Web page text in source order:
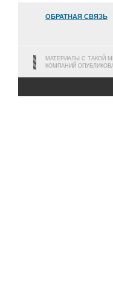
ОБРАТНАЯ СВЯЗЬ
МАТЕРИАЛЫ С ТАКОЙ
КОМПАНИЙ